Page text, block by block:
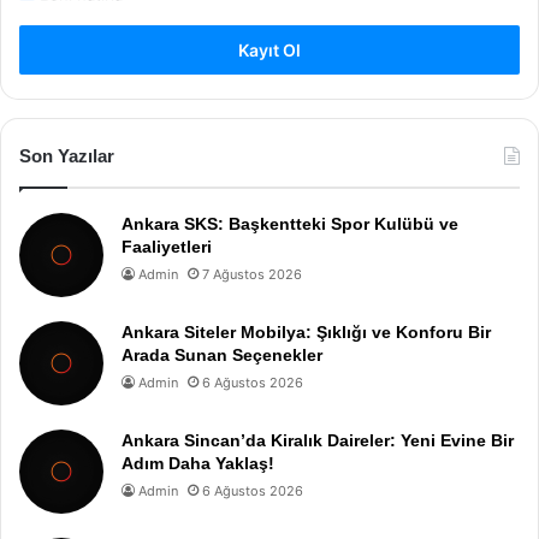
Kayıt Ol
Son Yazılar
Ankara SKS: Başkentteki Spor Kulübü ve
Faaliyetleri
Admin 7 Ağustos 2026
Ankara Siteler Mobilya: Şıklığı ve Konforu Bir
Arada Sunan Seçenekler
Admin 6 Ağustos 2026
Ankara Sincan’da Kiralık Daireler: Yeni Evine Bir
Adım Daha Yaklaş!
Admin 6 Ağustos 2026